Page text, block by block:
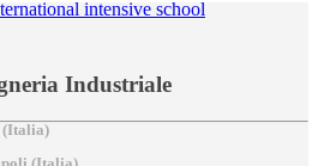
Industriale
(Italia)